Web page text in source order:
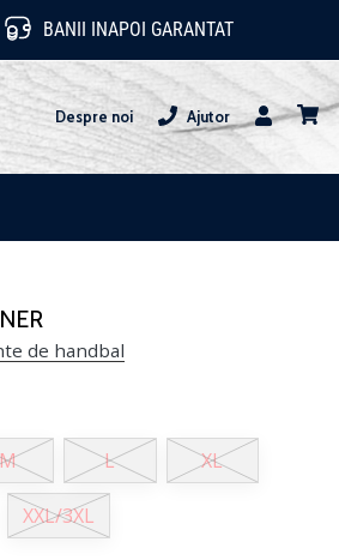
BANII INAPOI GARANTAT
Despre noi
Ajutor
Utilizator
de handbal
L XL
XXL/3XL